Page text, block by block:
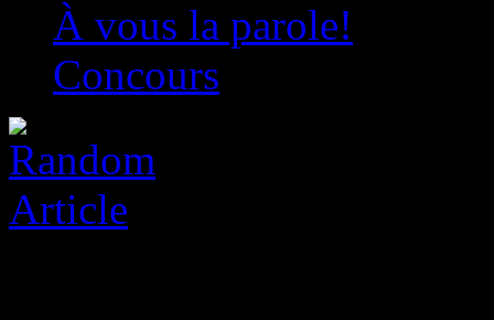
À vous la parole!
Concours